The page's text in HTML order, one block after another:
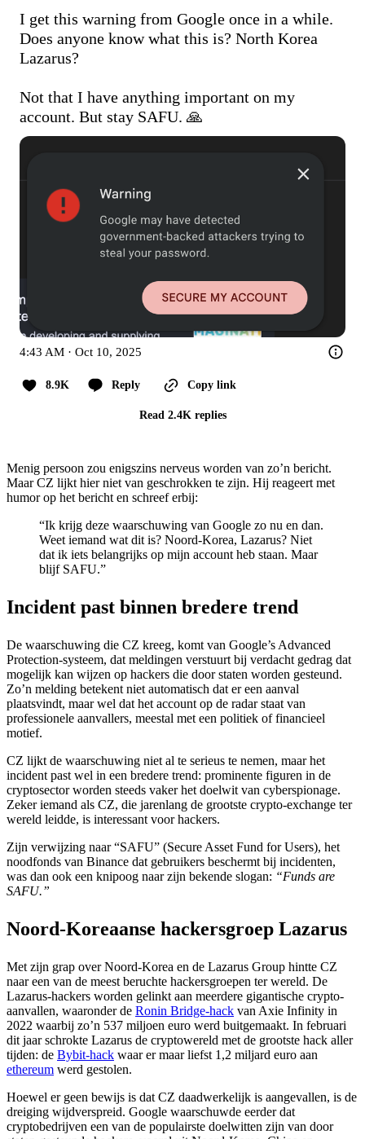
I get this warning from Google once in a while.
Does anyone know what this is? North Korea
Lazarus?
Not that I have anything important on my
account. But stay SAFU. 🙏
4:43 AM · Oct 10, 2025
8.9K Reply Copy link
Read 2.4K replies
Menig persoon zou enigszins nerveus worden van zo’n bericht.
Maar CZ lijkt hier niet van geschrokken te zijn. Hij reageert met
humor op het bericht en schreef erbij:
“Ik krijg deze waarschuwing van Google zo nu en dan.
Weet iemand wat dit is? Noord-Korea, Lazarus? Niet
dat ik iets belangrijks op mijn account heb staan. Maar
blijf SAFU.”
Incident past binnen bredere trend
De waarschuwing die CZ kreeg, komt van Google’s Advanced
Protection-systeem, dat meldingen verstuurt bij verdacht gedrag dat
mogelijk kan wijzen op hackers die door staten worden gesteund.
Zo’n melding betekent niet automatisch dat er een aanval
plaatsvindt, maar wel dat het account op de radar staat van
professionele aanvallers, meestal met een politiek of financieel
motief.
CZ lijkt de waarschuwing niet al te serieus te nemen, maar het
incident past wel in een bredere trend: prominente figuren in de
cryptosector worden steeds vaker het doelwit van cyberspionage.
Zeker iemand als CZ, die jarenlang de grootste crypto-exchange ter
wereld leidde, is interessant voor hackers.
Zijn verwijzing naar “SAFU” (Secure Asset Fund for Users), het
noodfonds van Binance dat gebruikers beschermt bij incidenten,
was dan ook een knipoog naar zijn bekende slogan: “Funds are
SAFU.”
Noord-Koreaanse hackersgroep Lazarus
Met zijn grap over Noord-Korea en de Lazarus Group hintte CZ
naar een van de meest beruchte hackersgroepen ter wereld. De
Lazarus-hackers worden gelinkt aan meerdere gigantische crypto-
aanvallen, waaronder de Ronin Bridge-hack van Axie Infinity in
2022 waarbij zo’n 537 miljoen euro werd buitgemaakt. In februari
dit jaar schrokte Lazarus de cryptowereld met de grootste hack aller
tijden: de Bybit-hack waar er maar liefst 1,2 miljard euro aan
ethereum werd gestolen.
Hoewel er geen bewijs is dat CZ daadwerkelijk is aangevallen, is de
dreiging wijdverspreid. Google waarschuwde eerder dat
cryptobedrijven een van de populairste doelwitten zijn van door